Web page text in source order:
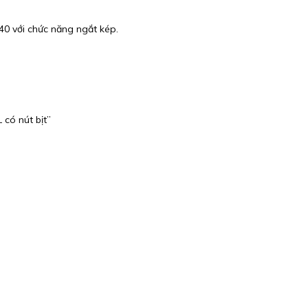
với chức năng ngắt kép.
có nút bịt”